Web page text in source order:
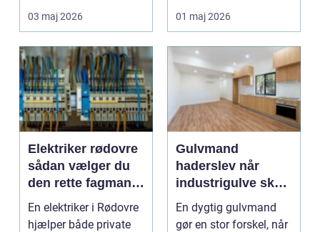
nyere etagebygger...
03 maj 2026
tryghed, passe til
hver...
01 maj 2026
Elektriker rødovre
sådan vælger du
den rette fagmand
til din el-opgave
En elektriker i Rødovre
hjælper både private
Gulvmand
haderslev når
industrigulve skal
være stærke,
praktiske og pæne
En dygtig gulvmand
gør en stor forskel, når